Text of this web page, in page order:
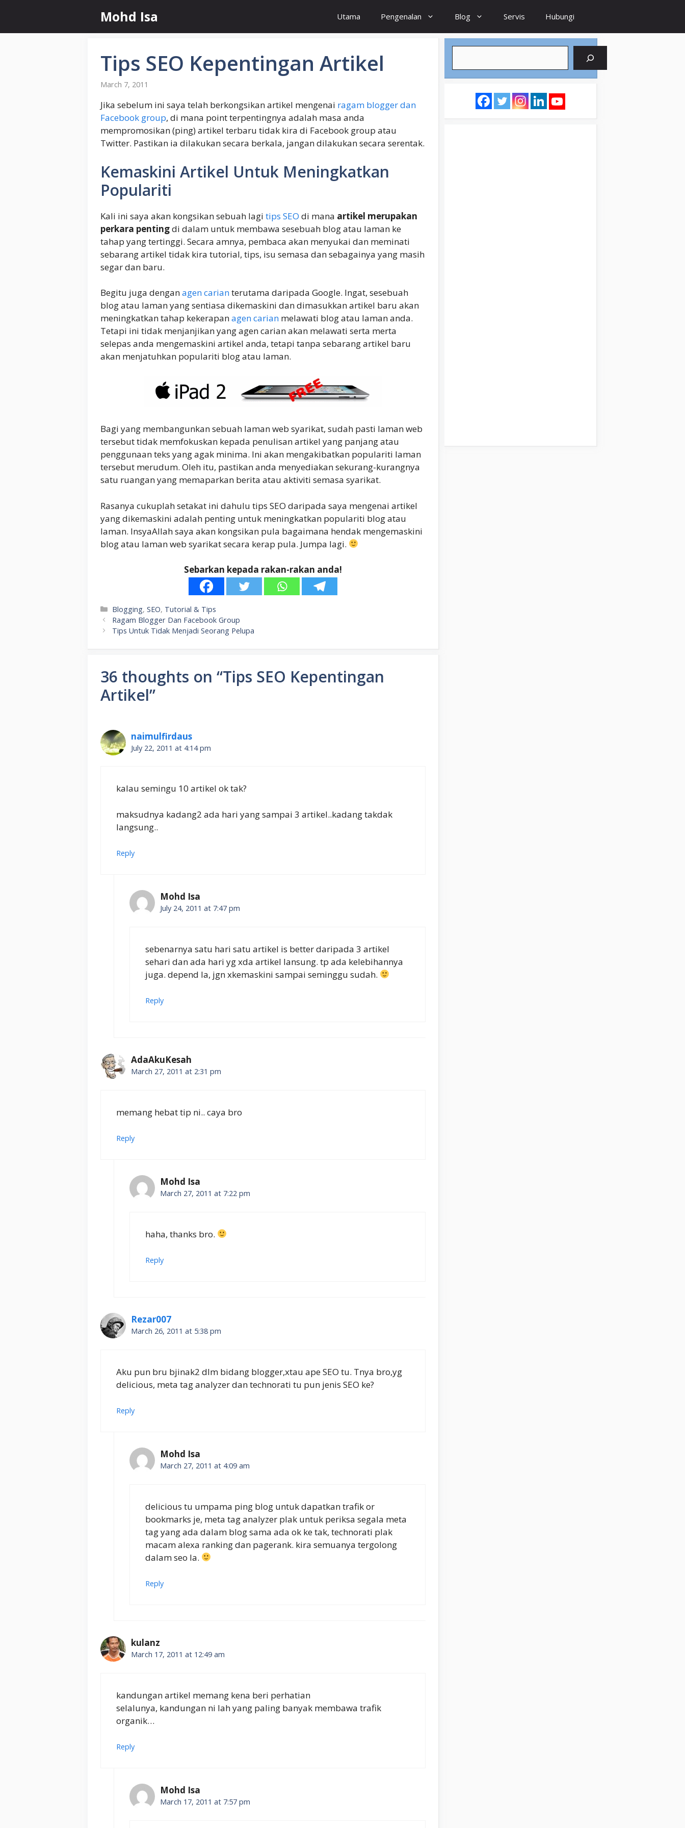
content
Mohd Isa Utama Pengenalan Blog Servis Hubungi
Tips SEO Kepentingan Artikel
March 7, 2011
Jika sebelum ini saya telah berkongsikan artikel mengenai ragam blogger dan
Facebook group, di mana point terpentingnya adalah masa anda
mempromosikan (ping) artikel terbaru tidak kira di Facebook group atau
Twitter. Pastikan ia dilakukan secara berkala, jangan dilakukan secara serentak.
Kemaskini Artikel Untuk Meningkatkan
Populariti
Kali ini saya akan kongsikan sebuah lagi tips SEO di mana artikel merupakan
perkara pentingdi dalam untuk membawa sesebuah blog atau laman ke
tahap yang tertinggi. Secara amnya, pembaca akan menyukai dan meminati
sebarang artikel tidak kira tutorial, tips, isu semasa dan sebagainya yang masih
segar dan baru.
Begitu juga denganagen carianterutama daripada Google. Ingat, sesebuah
blog atau laman yang sentiasa dikemaskini dan dimasukkan artikel baru akan
meningkatkan tahap kekerapanagen carian melawati blog atau laman anda.
Tetapi ini tidak menjanjikan yang agen carian akan melawati serta merta
selepas anda mengemaskini artikel anda, tetapi tanpa sebarang artikel baru
akan menjatuhkan populariti blog atau laman.
Bagi yang membangunkan sebuah laman web syarikat, sudah pasti laman web
tersebut tidak memfokuskan kepada penulisan artikel yang panjang atau
penggunaan teks yang agak minima. Ini akan mengakibatkan populariti laman
tersebut merudum. Oleh itu, pastikan anda menyediakan sekurang-kurangnya
satu ruangan yang memaparkan berita atau aktiviti semasa syarikat.
Rasanya cukuplah setakat ini dahulu tips SEO daripada saya mengenai artikel
yang dikemaskini adalah penting untuk meningkatkan populariti blog atau
laman. InsyaAllah saya akan kongsikan pula bagaimana hendak mengemaskini
blog atau laman web syarikat secara kerap pula. Jumpa lagi.
Sebarkan kepada rakan-rakan anda!
Categories
Blogging,SEO, Tutorial & Tips
Ragam Blogger Dan Facebook Group
Tips Untuk Tidak Menjadi Seorang Pelupa
36 thoughts on “Tips SEO Kepentingan
Artikel”
naimulfirdaus
July 22, 2011 at 4:14 pm
kalau semingu 10 artikel ok tak?
maksudnya kadang2 ada hari yang sampai 3 artikel..kadang takdak
langsung..
Reply
Mohd Isa
July 24, 2011 at 7:47 pm
sebenarnya satu hari satu artikel is better daripada 3 artikel
sehari dan ada hari yg xda artikel lansung. tp ada kelebihannya
juga. depend la, jgn xkemaskini sampai seminggu sudah.
Reply
AdaAkuKesah
March 27, 2011 at 2:31 pm
memang hebat tip ni.. caya bro
Reply
Mohd Isa
March 27, 2011 at 7:22 pm
haha, thanks bro.
Reply
Rezar007
March 26, 2011 at 5:38 pm
Aku pun bru bjinak2 dlm bidang blogger,xtau ape SEO tu. Tnya bro,yg
delicious, meta tag analyzer dan technorati tu pun jenis SEO ke?
Reply
Mohd Isa
March 27, 2011 at 4:09 am
delicious tu umpama ping blog untuk dapatkan trafik or
bookmarks je, meta tag analyzer plak untuk periksa segala meta
tag yang ada dalam blog sama ada ok ke tak, technorati plak
macam alexa ranking dan pagerank. kira semuanya tergolong
dalam seo la.
Reply
kulanz
March 17, 2011 at 12:49 am
kandungan artikel memang kena beri perhatian
selalunya, kandungan ni lah yang paling banyak membawa trafik
organik…
Reply
Mohd Isa
March 17, 2011 at 7:57 pm